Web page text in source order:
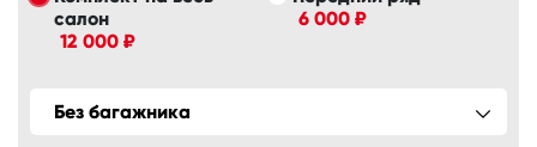
салон
12 000 ₽
6 000 ₽
Без багажника